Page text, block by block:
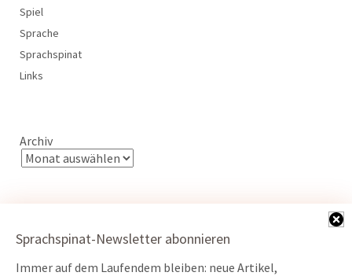
Spiel
Sprache
Sprachspinat
Links
Archiv
Sprachspinat-Newsletter abonnieren
Immer auf dem Laufendem bleiben: neue Artikel,